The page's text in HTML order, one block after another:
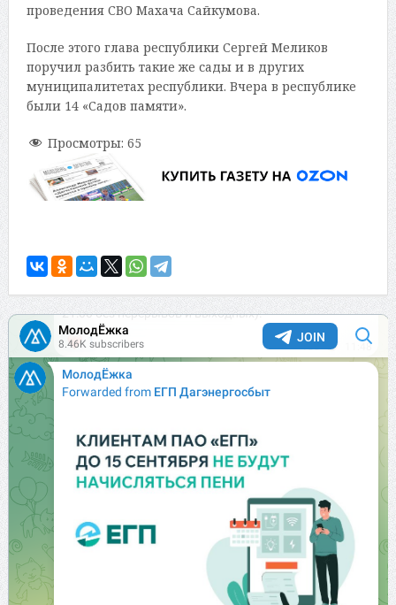
проведения СВО Махача Сайкумова.
После этого глава республики Сергей Меликов
поручил разбить такие же сады и в других
муниципалитетах республики. Вчера в республике
были 14 «Садов памяти».
Просмотры: 65